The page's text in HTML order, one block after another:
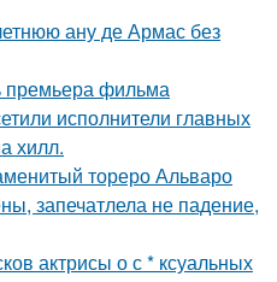
ану де Армас без
премьера фильма
исполнители главных
хилл.
тореро Альваро
запечатлела не падение,
актрисы о с * ксуальных